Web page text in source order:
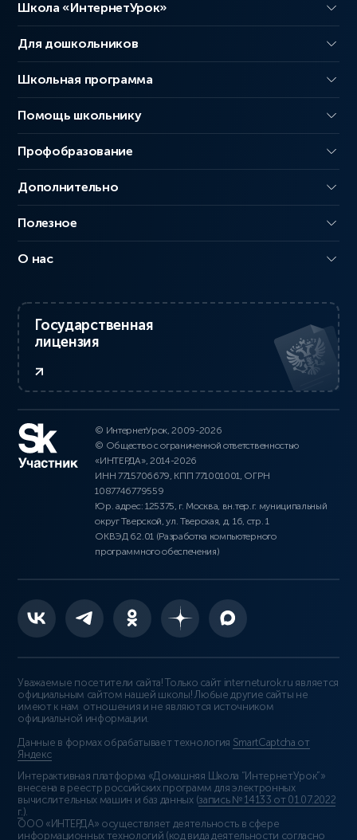
Школа «ИнтернетУрок»
Для дошкольников
Школьная программа
Помощь школьнику
Профобразование
Дополнительно
Полезное
О нас
Государственная
лицензия
© ИнтернетУрок, 2009-2026
© Общество с ограниченной ответственностью
«ИНТЕРДА», 2014-2026
ИНН 7715706679, КПП 771001001, ОГРН
1087746779559
Юр. адрес: 125375, г. Москва, вн.тер.г. муниципальный
округ Тверской, ул. Тверская, д. 16, стр. 1
ОКВЭД 62.01 (Разработка компьютерного
программного обеспечения)
Уважаемые посетители сайта! Только сайт interneturok.ru является
официальным сайтом нашей школы! Любые другие сайты не
имеют к нам отношения и не являются источником
официальной информации.
Данные в формах обрабатывает технология SmartCaptcha от
Яндекс
Интерактивная платформа «Домашняя Школа “ИнтернетУрок”»
внесена в реестр российских программ для электронных
вычислительных машин и баз данных (запись № 14133 от 01.07.2022
г.).
ООО «ИНТЕРДА» осуществляет деятельность в сфере
информационных технологий (код вида деятельности согласно